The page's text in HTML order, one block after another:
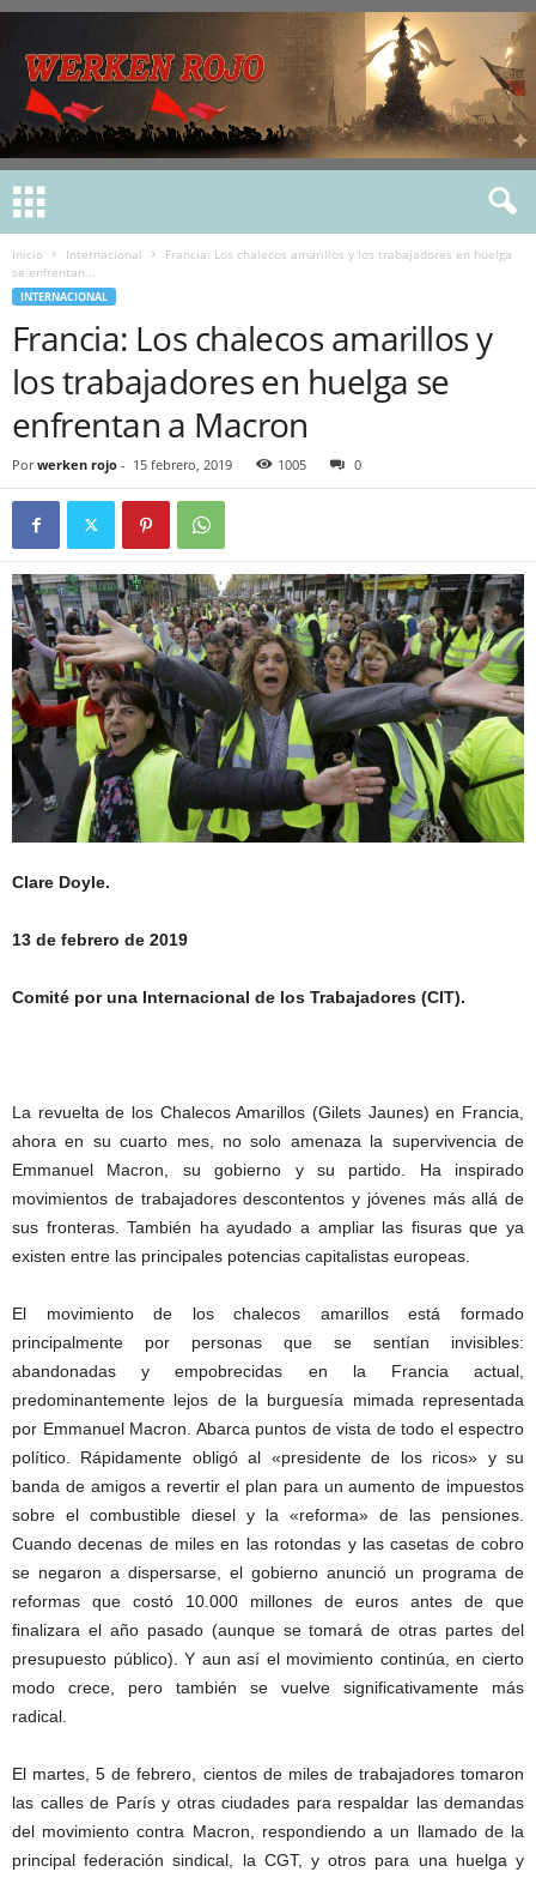
Inicio Internacional
Francia: Los chalecos amarillos y los trabajadores en huelga
se enfrentan...
INTERNACIONAL
Francia: Los chalecos amarillos y
los trabajadores en huelga se
enfrentan a Macron
Por werken rojo - 15 febrero, 2019 1005 0
Clare Doyle.
13 de febrero de 2019
Comité por una Internacional de los Trabajadores (CIT).
La revuelta de los Chalecos Amarillos (Gilets Jaunes) en Francia,
ahora en su cuarto mes, no solo amenaza la supervivencia de
Emmanuel Macron, su gobierno y su partido. Ha inspirado
movimientos de trabajadores descontentos y jóvenes más allá de
sus fronteras. También ha ayudado a ampliar las fisuras que ya
existen entre las principales potencias capitalistas europeas.
El movimiento de los chalecos amarillos está formado
principalmente por personas que se sentían invisibles:
abandonadas y empobrecidas en la Francia actual,
predominantemente lejos de la burguesía mimada representada
por Emmanuel Macron. Abarca puntos de vista de todo el espectro
político. Rápidamente obligó al «presidente de los ricos» y su
banda de amigos a revertir el plan para un aumento de impuestos
sobre el combustible diesel y la «reforma» de las pensiones.
Cuando decenas de miles en las rotondas y las casetas de cobro
se negaron a dispersarse, el gobierno anunció un programa de
reformas que costó 10.000 millones de euros antes de que
finalizara el año pasado (aunque se tomará de otras partes del
presupuesto público). Y aun así el movimiento continúa, en cierto
modo crece, pero también se vuelve significativamente más
radical.
El martes, 5 de febrero, cientos de miles de trabajadores tomaron
las calles de París y otras ciudades para respaldar las demandas
del movimiento contra Macron, respondiendo a un llamado de la
principal federación sindical, la CGT, y otros para una huelga y